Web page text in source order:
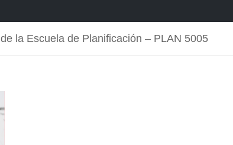
la Escuela de Planificación – PLAN 5005